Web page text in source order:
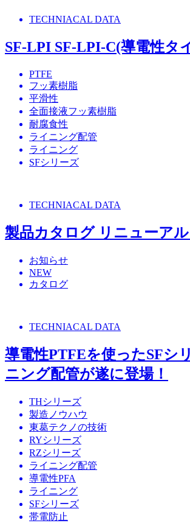
TECHNIACAL DATA
SF-LPI SF-LPI-C(導電性タ
PTFE
フッ素樹脂
平滑性
全面接液フッ素樹脂
耐腐食性
ライニング配管
ライニング
SFシリーズ
TECHNIACAL DATA
製品カタログ リニューアル
お知らせ
NEW
カタログ
TECHNIACAL DATA
導電性PTFEを使ったSFシ
ニング配管が遂に登場！
THシリーズ
製造ノウハウ
東葛テクノの技術
RYシリーズ
RZシリーズ
ライニング配管
導電性PFA
ライニング
SFシリーズ
帯電防止